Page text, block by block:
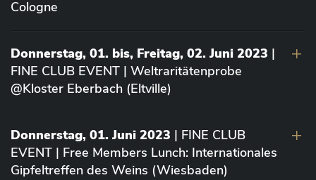
Cologne
Donnerstag, 01. bis, Freitag, 02. Juni 2023 |
FINE CLUB EVENT | Weltraritätenprobe
@Kloster Eberbach (Eltville)
Donnerstag, 01. Juni 2023 | FINE CLUB
EVENT | Free Members Lunch: Internationales
Gipfeltreffen des Weins (Wiesbaden)